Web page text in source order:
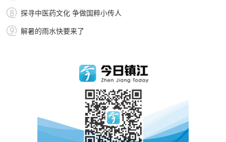
探寻中医药文化 争做国粹小传人
解暑的雨水快要来了